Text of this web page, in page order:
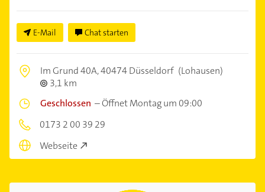
E-Mail Chat starten
Im Grund 40A,40474 Düsseldorf (Lohausen)
3,1 km
Geschlossen –Öffnet Montag um 09:00
0173 2 00 39 29
Webseite